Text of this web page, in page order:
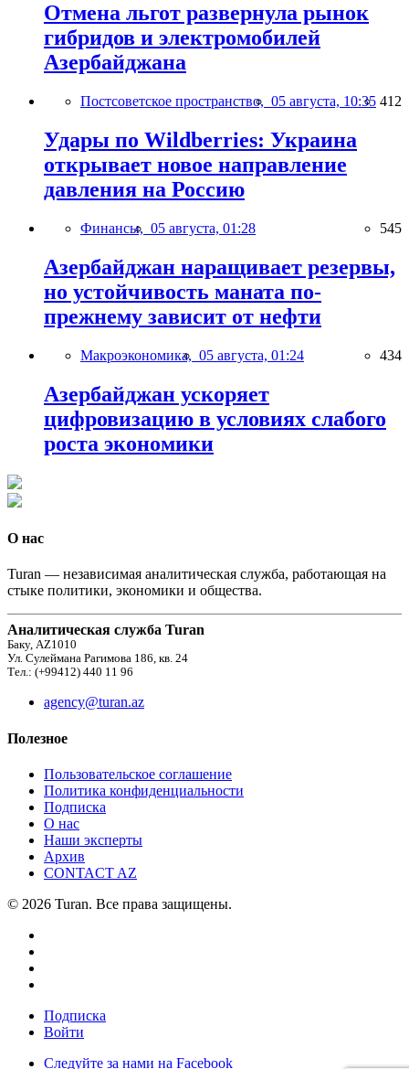
Отмена льгот развернула рынок
гибридов и электромобилей
Азербайджана
Постсоветское пространство, 05 августа, 10:35 412
Удары по Wildberries: Украина
открывает новое направление
давления на Россию
Финансы, 05 августа, 01:28 545
Азербайджан наращивает резервы,
но устойчивость маната по-
прежнему зависит от нефти
Макроэкономика, 05 августа, 01:24 434
Азербайджан ускоряет
цифровизацию в условиях слабого
роста экономики
О нас
Turan — независимая аналитическая служба, работающая на
стыке политики, экономики и общества.
Аналитическая служба Turan
Баку, AZ1010
Ул. Сулеймана Рагимова 186, кв. 24
Тел.: (+99412) 440 11 96
agency@turan.az
Полезное
Пользовательское соглашение
Политика конфиденциальности
Подписка
О нас
Наши эксперты
Архив
CONTACT AZ
© 2026 Turan. Все права защищены.
Подписка
Войти
Следуйте за нами на Facebook